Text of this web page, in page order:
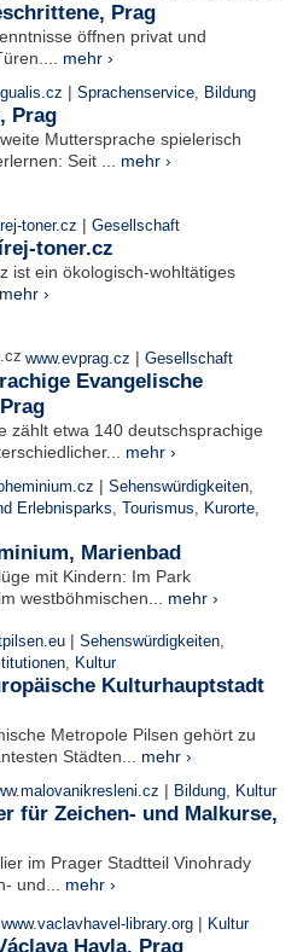
Prag
öffnen privat und
mehr ›
| Sprachenservice, Bildung
Prag
Muttersprache spielerisch
Seit ... mehr ›
toner.cz | Gesellschaft
toner.cz
ist ein ökologisch-wohltätiges
mehr ›
www.evprag.cz | Gesellschaft
Evangelische
zählt etwa 140 deutschsprachige
mehr ›
| Sehenswürdigkeiten,
Erlebnisparks, Tourismus, Kurorte,
Marienbad
mit Kindern: Im Park
westböhmischen... mehr ›
| Sehenswürdigkeiten,
, Kultur
Kulturhauptstadt
Metropole Pilsen gehört zu
Städten... mehr ›
| Bildung, Kultur
für Zeichen- und Malkurse,
im Prager Stadtteil Vinohrady
und... mehr ›
www.vaclavhavel-library.org | Kultur
Havla, Prag